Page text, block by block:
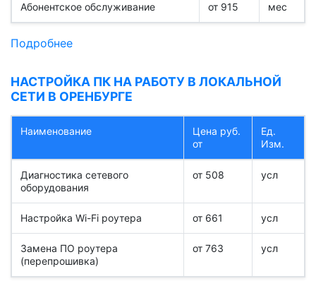
Абонентское обслуживание от 915 мес
Подробнее
НАСТРОЙКА ПК НА РАБОТУ В ЛОКАЛЬНОЙ
СЕТИ В ОРЕНБУРГЕ
Наименование
Цена руб.
от
Ед.
Изм.
Диагностика сетевого
оборудования
от 508 усл
Настройка Wi-Fi роутера от 661 усл
Замена ПО роутера
(перепрошивка)
от 763 усл